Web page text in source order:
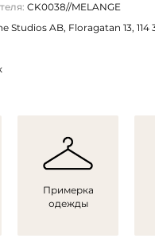
CK0038//MELANGE
Studios AB, Floragatan 13,
Примерка
одежды